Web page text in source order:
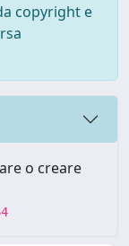
copyright e
o creare